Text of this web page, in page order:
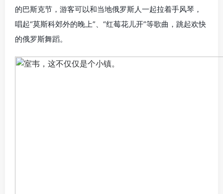
的巴斯克节，游客可以和当地俄罗斯人一起拉着手风琴，
唱起“莫斯科郊外的晚上”、“红莓花儿开”等歌曲，跳起欢快
的俄罗斯舞蹈。